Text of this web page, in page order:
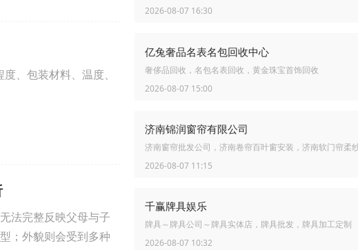
、包装材料、温度、
法完整反映父母与子
；外貌则会受到多种
2026-08-07 16:30
亿兔奢品名表名包回收中心
奢侈品回收，名包名表回收，黄金珠宝首饰回收
2026-08-07 15:00
济南锦润窗帘有限公司
济南窗帘批发公司，济南卷帘百叶窗安装，济南软门帘柔
2026-08-07 11:15
千赢牌具娱乐
牌具～牌具公司～牌具实体店，牌具批发，牌具加工定制
2026-08-07 10:32